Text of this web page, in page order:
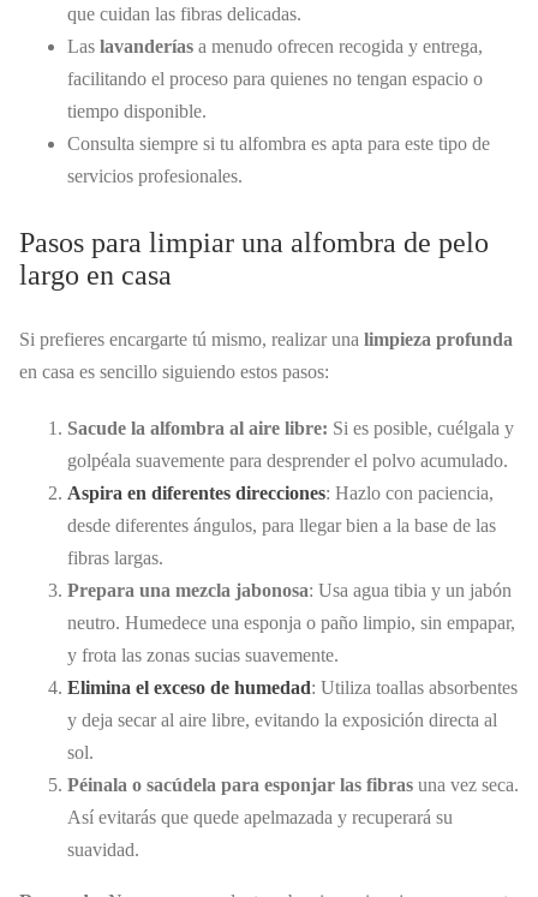
que cuidan las fibras delicadas.
Las lavanderías a menudo ofrecen recogida y entrega,
facilitando el proceso para quienes no tengan espacio o
tiempo disponible.
Consulta siempre si tu alfombra es apta para este tipo de
servicios profesionales.
Pasos para limpiar una alfombra de pelo
largo en casa
Si prefieres encargarte tú mismo, realizar una limpieza profunda
en casa es sencillo siguiendo estos pasos:
Sacude la alfombra al aire libre: Si es posible, cuélgala y
golpéala suavemente para desprender el polvo acumulado.
Aspira en diferentes direcciones: Hazlo con paciencia,
desde diferentes ángulos, para llegar bien a la base de las
fibras largas.
Prepara una mezcla jabonosa: Usa agua tibia y un jabón
neutro. Humedece una esponja o paño limpio, sin empapar,
y frota las zonas sucias suavemente.
Elimina el exceso de humedad: Utiliza toallas absorbentes
y deja secar al aire libre, evitando la exposición directa al
sol.
Péinala o sacúdela para esponjar las fibras una vez seca.
Así evitarás que quede apelmazada y recuperará su
suavidad.